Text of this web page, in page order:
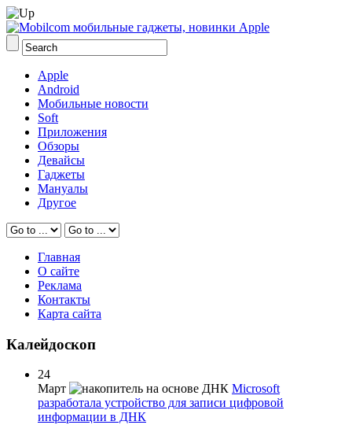
Apple
Android
Мобильные новости
Soft
Приложения
Обзоры
Девайсы
Гаджеты
Мануалы
Другое
Главная
О сайте
Реклама
Контакты
Карта сайта
Калейдоскоп
24
Март
Microsoft
разработала устройство для записи цифровой
информации в ДНК